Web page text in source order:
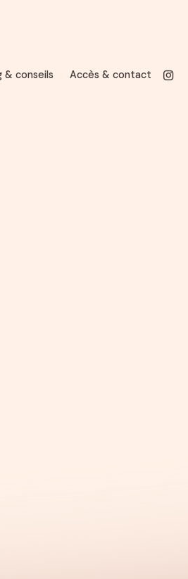
& conseils Accès & contact